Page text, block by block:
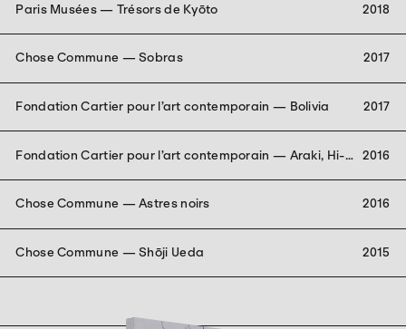
Paris Musées — Trésors de Kyōto 2018
Chose Commune — Sobras 2017
Fondation Cartier pour l’art contemporain — Bolivia 2017
Fondation Cartier pour l’art contemporain — Araki, Hi-
2016
Chose Commune — Astres noirs 2016
Chose Commune — Shōji Ueda 2015